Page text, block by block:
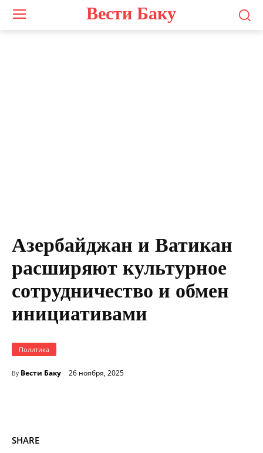
Вести Баку
Азербайджан и Ватикан
расширяют культурное
сотрудничество и обмен
инициативами
Политика
By Вести Баку 26 ноября, 2025
SHARE